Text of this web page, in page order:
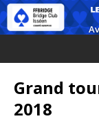
Grand
2018